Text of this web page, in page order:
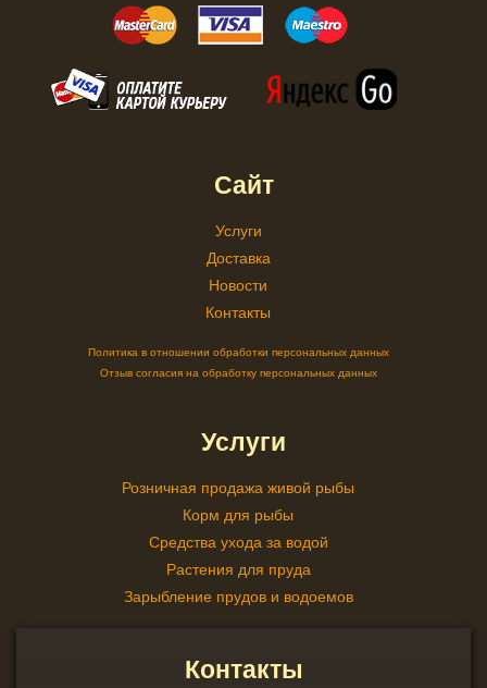
Сайт
Услуги
Доставка
Новости
Контакты
Политика в отношении обработки персональных данных
Отзыв согласия на обработку персональных данных
Услуги
Розничная продажа живой рыбы
Корм для рыбы
Средства ухода за водой
Растения для пруда
Зарыбление прудов и водоемов
Контакты